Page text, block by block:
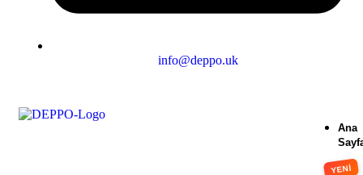
info@deppo.uk
Ana